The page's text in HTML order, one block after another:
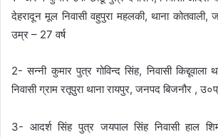
देहरादून मूल निवासी वहुपुरा महलकी, थाना
उम्र – 27 वर्ष
2- सन्नी कुमार पुत्र गोविन्द सिंह, निवासी किद्दूवाला
निवासी ग्राम रतूपुरा थाना रायपुर, जनपद बिजनौर ,
3- आदर्श सिंह पुत्र जयपाल सिंह निवासी हाल